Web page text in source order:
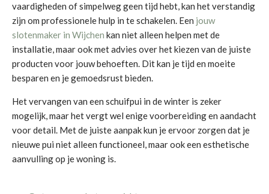
vaardigheden of simpelweg geen tijd hebt, kan het verstandig
zijn om professionele hulp in te schakelen. Een jouw
slotenmaker in Wijchen kan niet alleen helpen met de
installatie, maar ook met advies over het kiezen van de juiste
producten voor jouw behoeften. Dit kan je tijd en moeite
besparen en je gemoedsrust bieden.
Het vervangen van een schuifpui in de winter is zeker
mogelijk, maar het vergt wel enige voorbereiding en aandacht
voor detail. Met de juiste aanpak kun je ervoor zorgen dat je
nieuwe pui niet alleen functioneel, maar ook een esthetische
aanvulling op je woning is.